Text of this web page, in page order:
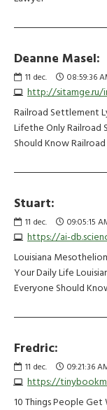
Deanne Masel:
11 dec. 08:59:36
Railroad Settlement
Lifethe Only Railroad
Should Know
Stuart:
11 dec. 09:05:15
Louisiana
Your Daily Life
Everyone Should
Fredric:
11 dec. 09:21:36
10 Things People